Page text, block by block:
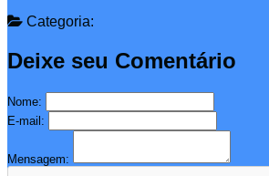
Categoria:
Deixe seu Comentário
Nome:
E-mail:
Mensagem: